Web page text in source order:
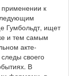
к
Гумбольдт, ищет
и тем самым
акте-
своего
В